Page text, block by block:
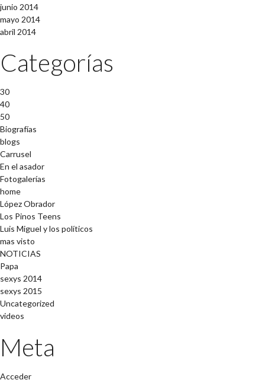
junio 2014
mayo 2014
abril 2014
Categorías
30
40
50
Biografías
blogs
Carrusel
En el asador
Fotogalerías
home
López Obrador
Los Pinos Teens
Luis Miguel y los políticos
mas visto
NOTICIAS
Papa
sexys 2014
sexys 2015
Uncategorized
videos
Meta
Acceder